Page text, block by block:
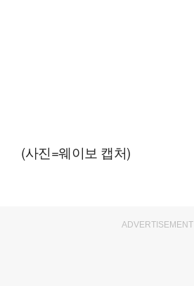
(사진=웨이보 캡처)
ADVERTISEMENT